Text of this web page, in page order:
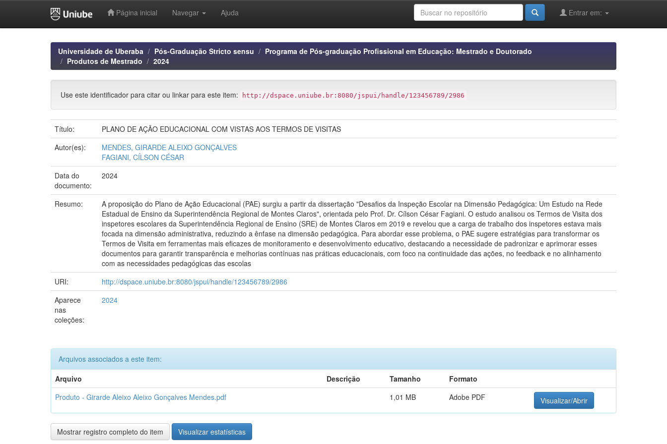
Página inicial Navegar Ajuda Entrar em:
Universidade de Uberaba Pós-Graduação Stricto sensu
Programa de Pós-graduação Profissional em Educação: Mestrado e Doutorado
Produtos de Mestrado
2024
Use este identificador para citar ou linkar para este item: http://dspace.uniube.br:8080/jspui/handle/123456789/2986
Título:
PLANO DE AÇÃO EDUCACIONAL COM VISTAS AOS TERMOS DE VISITAS
Autor(es):
MENDES, GIRARDE ALEIXO GONÇALVES
FAGIANI, CÍLSON CÉSAR
Data do
documento:
2024
Resumo:
A proposição do Plano de Ação Educacional (PAE) surgiu a partir da dissertação "Desafios da Inspeção Escolar na Dimensão Pedagógica: Um Estudo na Rede
Estadual de Ensino da Superintendência Regional de Montes Claros", orientada pelo Prof. Dr. Cílson César Fagiani. O estudo analisou os Termos de Visita dos
inspetores escolares da Superintendência Regional de Ensino (SRE) de Montes Claros em 2019 e revelou que a carga de trabalho dos inspetores estava mais
focada na dimensão administrativa, reduzindo a ênfase na dimensão pedagógica. Para abordar esse problema, o PAE sugere estratégias para transformar os
Termos de Visita em ferramentas mais eficazes de monitoramento e desenvolvimento educativo, destacando a necessidade de padronizar e aprimorar esses
documentos para garantir transparência e melhorias contínuas nas práticas educacionais, com foco na continuidade das ações, no feedback e no alinhamento
com as necessidades pedagógicas das escolas
URI:
http://dspace.uniube.br:8080/jspui/handle/123456789/2986
Aparece
nas
coleções:
2024
Arquivos associados a este item:
Arquivo
Descrição Tamanho
Formato
Produto - Girarde Aleixo Aleixo Gonçalves Mendes.pdf
1,01 MB Adobe PDF Visualizar/Abrir
Mostrar registro completo do item Visualizar estatísticas